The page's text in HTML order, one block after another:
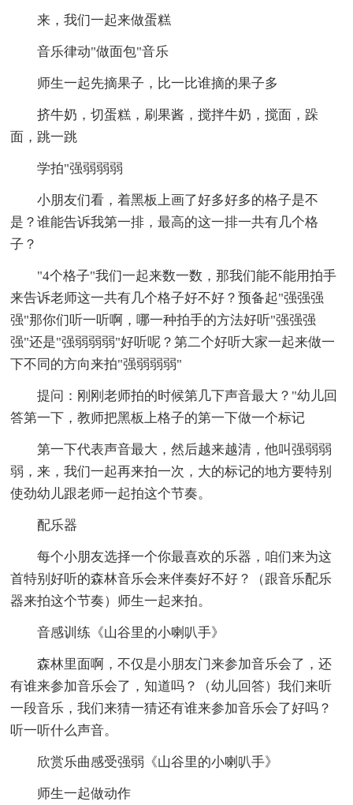
来，我们一起来做蛋糕
音乐律动"做面包"音乐
师生一起先摘果子，比一比谁摘的果子多
挤牛奶，切蛋糕，刷果酱，搅拌牛奶，搅面，跺
面，跳一跳
学拍"强弱弱弱
小朋友们看，着黑板上画了好多好多的格子是不
是？谁能告诉我第一排，最高的这一排一共有几个格
子？
"4个格子"我们一起来数一数，那我们能不能用拍手
来告诉老师这一共有几个格子好不好？预备起"强强强
强"那你们听一听啊，哪一种拍手的方法好听"强强强
强"还是"强弱弱弱"好听呢？第二个好听大家一起来做一
下不同的方向来拍"强弱弱弱"
提问：刚刚老师拍的时候第几下声音最大？"幼儿回
答第一下，教师把黑板上格子的第一下做一个标记
第一下代表声音最大，然后越来越清，他叫强弱弱
弱，来，我们一起再来拍一次，大的标记的地方要特别
使劲幼儿跟老师一起拍这个节奏。
配乐器
每个小朋友选择一个你最喜欢的乐器，咱们来为这
首特别好听的森林音乐会来伴奏好不好？（跟音乐配乐
器来拍这个节奏）师生一起来拍。
音感训练《山谷里的小喇叭手》
森林里面啊，不仅是小朋友门来参加音乐会了，还
有谁来参加音乐会了，知道吗？（幼儿回答）我们来听
一段音乐，我们来猜一猜还有谁来参加音乐会了好吗？
听一听什么声音。
欣赏乐曲感受强弱《山谷里的小喇叭手》
师生一起做动作